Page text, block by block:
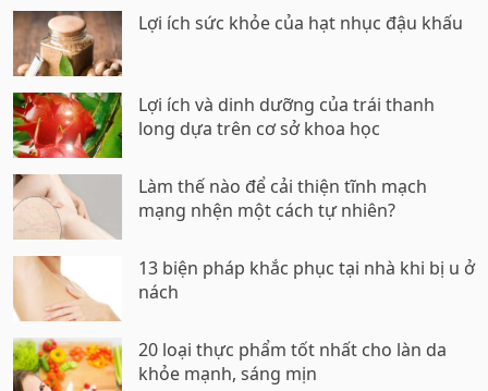
Lợi ích sức khỏe của hạt nhục đậu khấu
Lợi ích và dinh dưỡng của trái thanh
long dựa trên cơ sở khoa học
Làm thế nào để cải thiện tĩnh mạch
mạng nhện một cách tự nhiên?
13 biện pháp khắc phục tại nhà khi bị u ở
nách
20 loại thực phẩm tốt nhất cho làn da
khỏe mạnh, sáng mịn